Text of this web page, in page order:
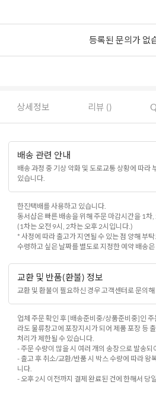
등록된 문의가 없
상세정보 리뷰 ()
배송 관련 안내
배송 과정 중 기상 악화 및 도로교통 상황에 따라
있습니다.
한진택배를 사용하고 있습니다.
동서샵은 빠른 배송을 위해 주문 마감시간을 1차
(1차는 오전 9시, 2차는 오후 2시입니다.)
* 사정에 따라 출고가 지연될 수 있는 점 양해 부
수령하고 싶은 날짜를 별도로 지정한 예약 배송
교환 및 반품(환불) 정보
교환 및 환불이 필요하신 경우 고객센터로 문의
업체 주문 확인 후 [배송준비중/상품준비중]인
라도 물류창고에 포장지시가 되어 제품 포장 등
처리가 제한될 수 있습니다.
- 주문 수량이 많을 시 여러 개의 송장으로 발송
- 출고 후 취소/교환/반품 시 박스 수량에 따라 왕
니다.
- 오후 2시 이전까지 결제 완료된 건에 한해서 당